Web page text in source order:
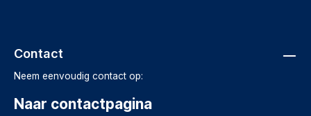
Contact
Neem eenvoudig contact op:
Naar contactpagina